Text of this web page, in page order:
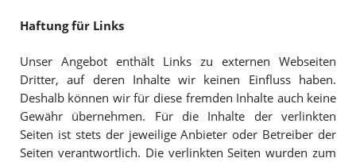
Haftung für Links
Unser Angebot enthält Links zu externen Webseiten
Dritter, auf deren Inhalte wir keinen Einfluss haben.
Deshalb können wir für diese fremden Inhalte auch keine
Gewähr übernehmen. Für die Inhalte der verlinkten
Seiten ist stets der jeweilige Anbieter oder Betreiber der
Seiten verantwortlich. Die verlinkten Seiten wurden zum